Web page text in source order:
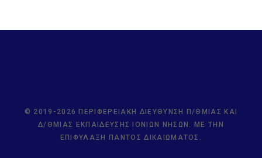
© 2019-2026 ΠΕΡΙΦΕΡΕΙΑΚΉ ΔΙΕΎΘΥΝΣΗ Π/ΘΜΙΑΣ ΚΑΙ
Δ/ΘΜΙΑΣ ΕΚΠΑΊΔΕΥΣΗΣ ΙΟΝΊΩΝ ΝΉΣΩΝ. ΜΕ ΤΗΝ
ΕΠΙΦΎΛΑΞΗ ΠΑΝΤΌΣ ΔΙΚΑΙΏΜΑΤΟΣ.